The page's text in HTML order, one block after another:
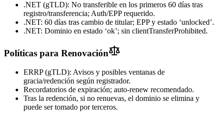
.NET (gTLD): No transferible en los primeros 60 días tras
registro/transferencia; Auth/EPP requerido.
.NET: 60 días tras cambio de titular; EPP y estado ‘unlocked’.
.NET: Dominio en estado ‘ok’; sin clientTransferProhibited.
Políticas para Renovación
ERRP (gTLD): Avisos y posibles ventanas de
gracia/redención según registrador.
Recordatorios de expiración; auto-renew recomendado.
Tras la redención, si no renuevas, el dominio se elimina y
puede ser tomado por terceros.